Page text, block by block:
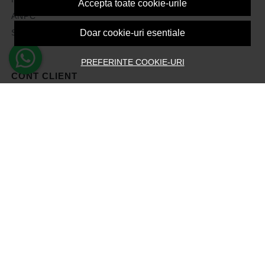
Accepta toate cookie-urile
Doar cookie-uri esentiale
PREFERINTE COOKIE-URI
ANPC
Solutionarea litigiilor
CONT CLIENT